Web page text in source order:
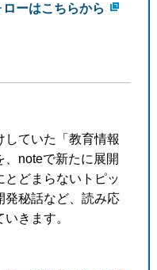
ローはこちらから
していた「教育情報
、noteで新たに展開
とどまらないトピッ
発秘話など、読み応
きます。